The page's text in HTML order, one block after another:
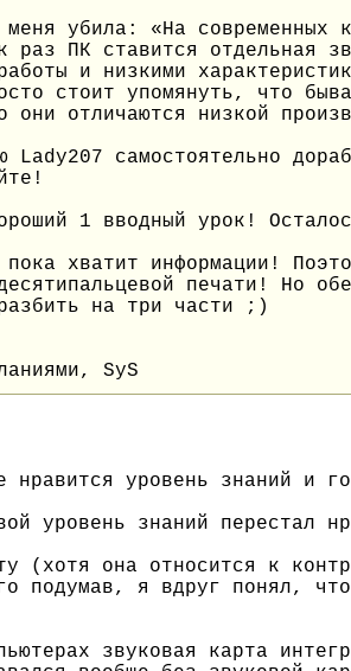
убила: «На современных
раз ПК ставится отдельная
и низкими
стоит упомянуть, что
они отличаются низкой
Lady207 самостоятельно
1 вводный урок!
хватит информации!
печати! Но
на три части ;)
SyS
нравится уровень знаний и
уровень знаний перестал
(хотя она относится к
подумав, я вдруг понял,
звуковая карта